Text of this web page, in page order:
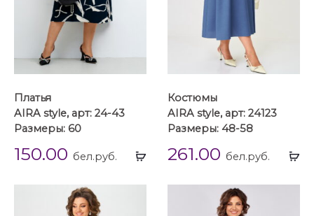
Выбрать
Платья
AIRA style, арт: 24-43
Размеры: 60
150.00 бел.руб.
Костюмы
AIRA style, арт: 24123
Размеры: 48-58
261.00 бел.руб.